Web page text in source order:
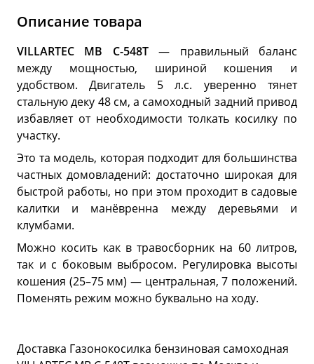
Описание товара
VILLARTEC МВ С-548Т— правильный баланс
между мощностью, шириной кошения и
удобством. Двигатель 5 л.с. уверенно тянет
стальную деку 48 см, а самоходный задний привод
избавляет от необходимости толкать косилку по
участку.
Это та модель, которая подходит для большинства
частных домовладений: достаточно широкая для
быстрой работы, но при этом проходит в садовые
калитки и манёвренна между деревьями и
клумбами.
Можно косить как в травосборник на 60 литров,
так и с боковым выбросом. Регулировка высоты
кошения (25–75 мм) — центральная, 7 положений.
Поменять режим можно буквально на ходу.
Доставка Газонокосилка бензиновая самоходная